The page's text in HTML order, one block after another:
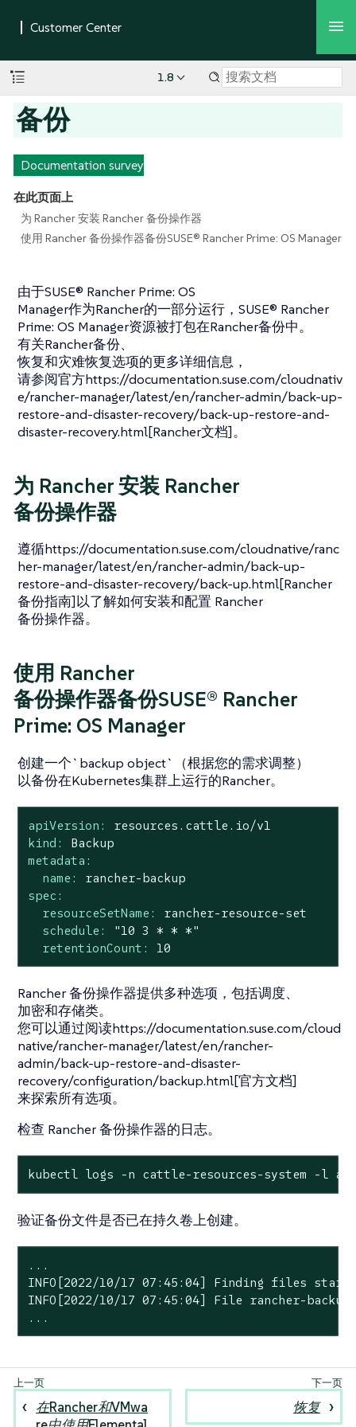
1.8
备份
Documentation survey
在此页面上
为 Rancher 安装 Rancher 备份操作器
使用 Rancher 备份操作器备份SUSE® Rancher Prime: OS Manager
由于SUSE® Rancher Prime: OS
Manager作为Rancher的一部分运行，SUSE® Rancher
Prime: OS Manager资源被打包在Rancher备份中。
有关Rancher备份、
恢复和灾难恢复选项的更多详细信息，
请参阅官方https://documentation.suse.com/cloudnativ
e/rancher-manager/latest/en/rancher-admin/back-up-
restore-and-disaster-recovery/back-up-restore-and-
disaster-recovery.html[Rancher文档]。
为 Rancher 安装 Rancher
备份操作器
遵循https://documentation.suse.com/cloudnative/ranc
her-manager/latest/en/rancher-admin/back-up-
restore-and-disaster-recovery/back-up.html[Rancher
备份指南]以了解如何安装和配置 Rancher
备份操作器。
使用 Rancher
备份操作器备份SUSE® Rancher
Prime: OS Manager
创建一个`backup object`（根据您的需求调整）
以备份在Kubernetes集群上运行的Rancher。
apiVersion:
resources.cattle.io/v1
kind:
Backup
metadata:
name:
rancher-backup
spec:
resourceSetName:
rancher-resource-set
schedule:
"10 3 * * *"
retentionCount:
10
Rancher 备份操作器提供多种选项，包括调度、
加密和存储类。
您可以通过阅读https://documentation.suse.com/cloud
native/rancher-manager/latest/en/rancher-
admin/back-up-restore-and-disaster-
recovery/configuration/backup.html[官方文档]
来探索所有选项。
检查 Rancher 备份操作器的日志。
kubectl logs -n cattle-resources-system -l
验证备份文件是否已在持久卷上创建。
...
INFO[2022/10/17 07:45:04] Finding files
INFO[2022/10/17 07:45:04] File rancher-
...
在Rancher和VMwa
恢复